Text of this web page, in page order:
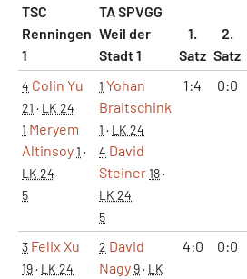
TSC
Renningen
1
TA SPVGG
Weil der
Stadt 1
1.
Satz
2.
Satz
4 Colin Yu
21 · LK 24
1 Meryem
Altinsoy1 ·
LK 24
5
1 Yohan
Braitschink
1 · LK 24
4 David
Steiner18·
LK 24
5
1:4 0:0
3 Felix Xu
19· LK 24
2 David
Nagy9· LK
4:0 0:0